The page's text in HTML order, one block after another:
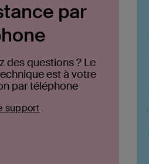
par
des questions ? Le
est à votre
par téléphone
support